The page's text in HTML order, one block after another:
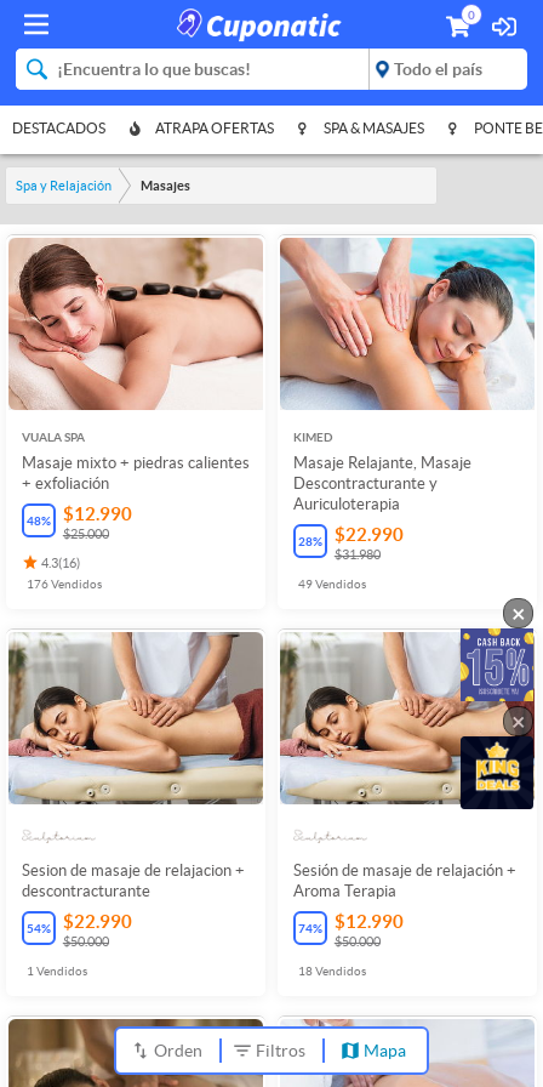
0
DESTACADOS ATRAPA OFERTAS SPA & MASAJES PONTE
Spa y Relajación Masajes
VUALA SPA
Masaje mixto + piedras calientes
+ exfoliación
48% $12.990
$25.000
4.3(16)
176Vendidos
KIMED
Masaje Relajante, Masaje
Descontracturante y
Auriculoterapia
28% $22.990
$31.980
49Vendidos
Sesion de masaje de relajacion +
descontracturante
54% $22.990
$50.000
1 Vendidos
Sesión de masaje de relajación +
Aroma Terapia
74% $12.990
$50.000
18Vendidos
Orden Filtros Mapa
×
×